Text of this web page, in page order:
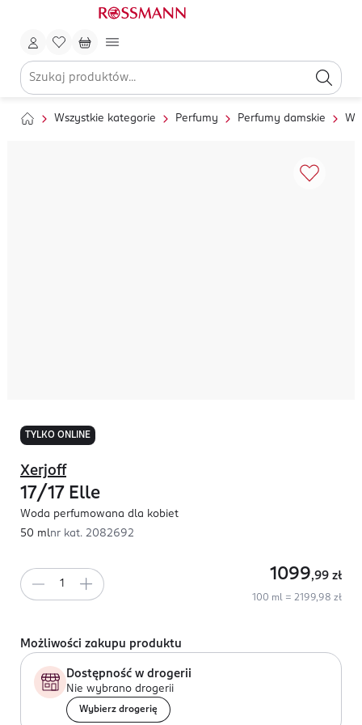
Wszystkie kategorie Perfumy Perfumy damskie
TYLKO ONLINE
Xerjoff
17/17 Elle
Woda perfumowana dla kobiet
50 mlnr kat. 2082692
1099,99 zł
100 ml = 2199,98 zł
Możliwości zakupu produktu
Dostępność w drogerii
Nie wybrano drogerii
Wybierz drogerię